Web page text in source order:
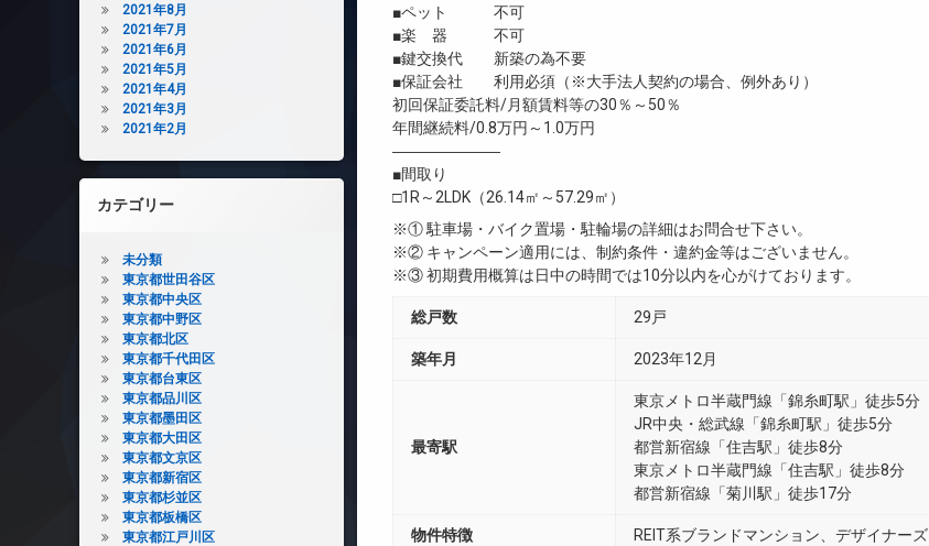
■ペット 不可
■楽 器 不可
■鍵交換代 新築の為不要
■保証会社 利用必須（※大手法人契約の場合、例外あり）
初回保証委託料/月額賃料等の30％～50％
年間継続料/0.8万円～1.0万円
―――――――
■間取り
□1R～2LDK（26.14㎡～57.29㎡）
※① 駐車場・バイク置場・駐輪場の詳細はお問合せ下さい。
※② キャンペーン適用には、制約条件・違約金等はございません。
※③ 初期費用概算は日中の時間では10分以内を心がけております。
総戸数 29戸
築年月 2023年12月
最寄駅
東京メトロ半蔵門線「錦糸町駅」徒歩5分
JR中央・総武線「錦糸町駅」徒歩5分
都営新宿線「住吉駅」徒歩8分
東京メトロ半蔵門線「住吉駅」徒歩8分
都営新宿線「菊川駅」徒歩17分
物件特徴 REIT系ブランドマンション、デザイナーズ
2021年8月
2021年7月
2021年6月
2021年5月
2021年4月
2021年3月
2021年2月
カテゴリー
未分類
東京都世田谷区
東京都中央区
東京都中野区
東京都北区
東京都千代田区
東京都台東区
東京都品川区
東京都墨田区
東京都大田区
東京都文京区
東京都新宿区
東京都杉並区
東京都板橋区
東京都江戸川区